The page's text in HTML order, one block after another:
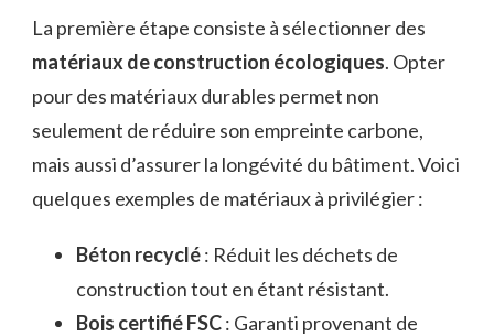
La première étape consiste à sélectionner des
matériaux de construction écologiques. Opter
pour des matériaux durables permet non
seulement de réduire son empreinte carbone,
mais aussi d’assurer la longévité du bâtiment. Voici
quelques exemples de matériaux à privilégier :
Béton recyclé: Réduit les déchets de
construction tout en étant résistant.
Bois certifié FSC: Garanti provenant de